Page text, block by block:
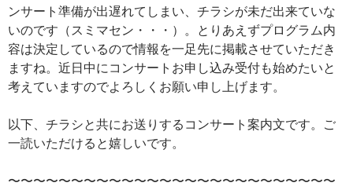
ンサート準備が出遅れてしまい、チラシが未だ出来ていな
いのです（スミマセン・・・）。とりあえずプログラム内
容は決定しているので情報を一足先に掲載させていただき
ますね。近日中にコンサートお申し込み受付も始めたいと
考えていますのでよろしくお願い申し上げます。
以下、チラシと共にお送りするコンサート案内文です。ご
一読いただけると嬉しいです。
〜〜〜〜〜〜〜〜〜〜〜〜〜〜〜〜〜〜〜〜〜〜〜〜〜〜